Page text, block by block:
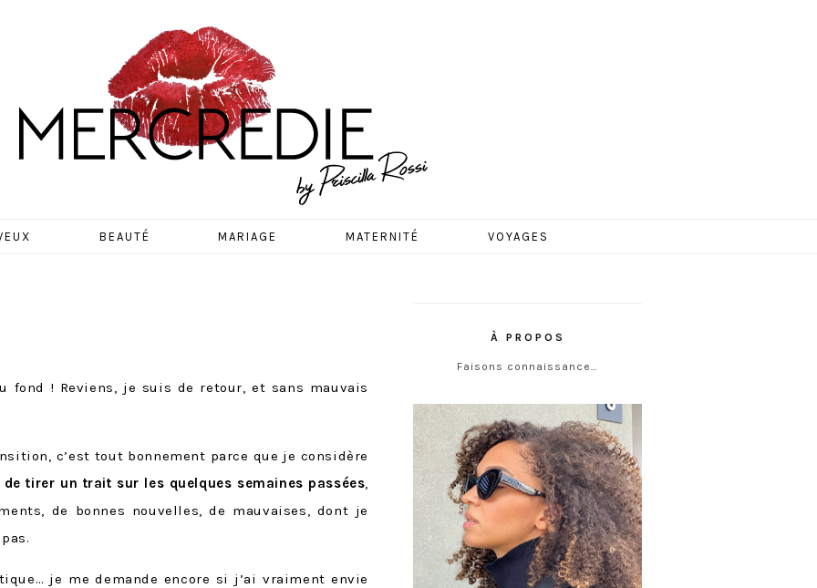
BEAUTÉ MARIAGE MATERNITÉ VOYAGES
fond ! Reviens, je suis de retour, et sans mauvais
c’est tout bonnement parce que je considère
tirer un trait sur les quelques semaines passées,
de bonnes nouvelles, de mauvaises, dont je
je me demande encore si j’ai vraiment envie
À PROPOS
Faisons connaissance…